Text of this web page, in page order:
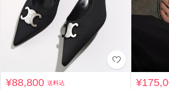
¥88,800送料込